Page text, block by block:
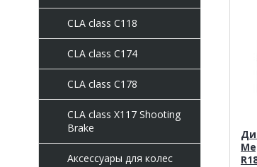
CLA class C118
CLA class C174
CLA class C178
CLA class X117 Shooting
Brake
Аксессуары для колес